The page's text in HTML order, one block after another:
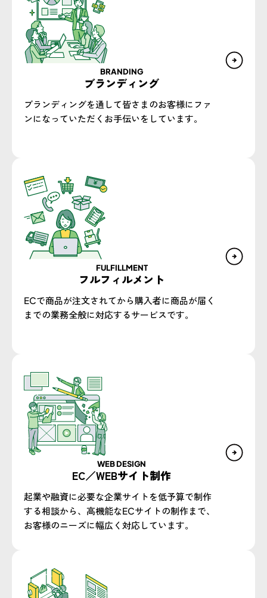
BRANDING
ブランディング
ブランディングを通して皆さまのお客様にファ
ンになっていただくお手伝いをしています。
FULFILLMENT
フルフィルメント
ECで商品が注文されてから購入者に商品が届く
までの業務全般に対応するサービスです。
WEB DESIGN​
EC／WEBサイト制作​
起業や融資に必要な企業サイトを低予算で制作
する相談から、高機能なECサイトの制作まで、
お客様のニーズに幅広く対応しています。​